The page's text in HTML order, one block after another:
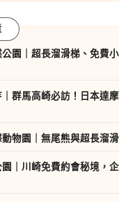
園｜超長溜滑梯、免費
群馬高崎必訪！日本達
物園｜無尾熊與超長溜
｜川崎免費約會秘境，